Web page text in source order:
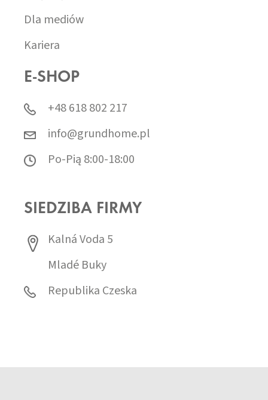
Dla mediów
Kariera
E-SHOP
+48 618 802 217
info@grundhome.pl
Po-Pią 8:00-18:00
SIEDZIBA FIRMY
Kalná Voda 5
Mladé Buky
Republika Czeska